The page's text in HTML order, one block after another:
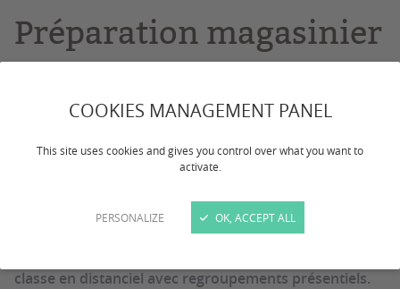
COOKIES MANAGEMENT PANEL
This site uses cookies and gives you control over what you want to
activate.
PERSONALIZE OK, ACCEPT ALL
Préparation magasinier
principal de 2e classe -
Catégorie C
Médiaquitaine propose une formation de préparation
classe en distanciel avec regroupements présentiels.